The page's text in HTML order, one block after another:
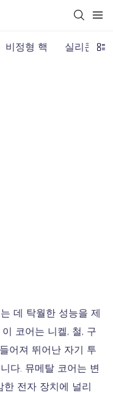
비정형 핵 실리콘 스
데 탁월한 성능을 제
코어는 니켈, 철, 구
어져 뛰어난 자기 투
다. 뮤메탈 코어는 변
한 전자 장치에 널리